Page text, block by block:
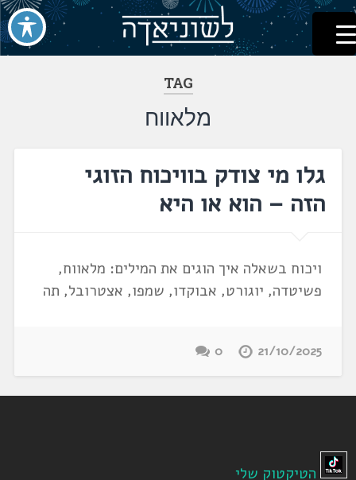
דלג
לתוכן
לשוניאדה
עברית. לשון. שפה
TAG
מלאווח
גלו מי צודק בוויכוח הזוגי
הזה – הוא או היא
ויכוח בשאלה איך הוגים את המילים: מלאווח,
פשיטדה, יוגורט, אבוקדו, שמפו, אצטרובל, תה
21/10/2025
0
הטיקטוק שלי